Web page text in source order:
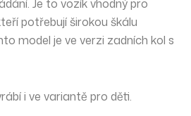
Je to vozík vhodný pro
potřebují širokou škálu
model je ve verzi zadních kol s
i ve variantě pro děti.